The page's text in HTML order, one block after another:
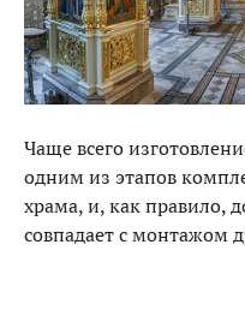
Чаще всего
одним из этапов
храма, и, как правило,
совпадает с монтажом